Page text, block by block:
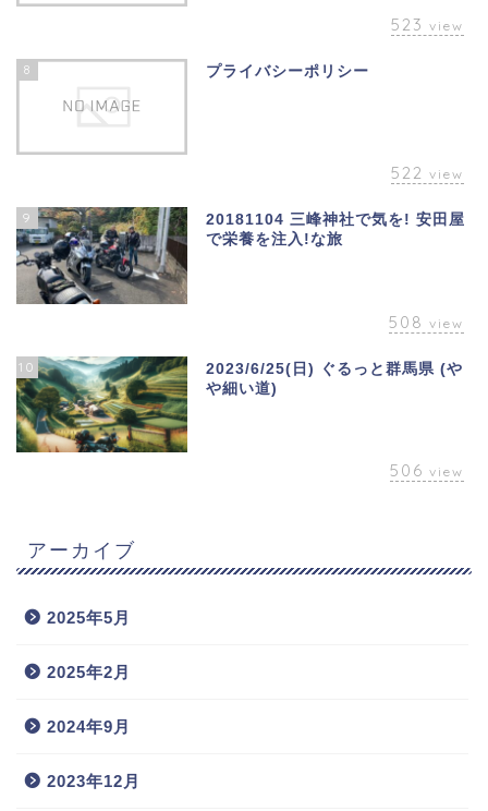
523 view
8 プライバシーポリシー
522 view
9
20181104 三峰神社で気を! 安田屋
で栄養を注入!な旅
508 view
10
2023/6/25(日) ぐるっと群馬県 (や
や細い道)
506 view
アーカイブ
2025年5月
2025年2月
2024年9月
2023年12月